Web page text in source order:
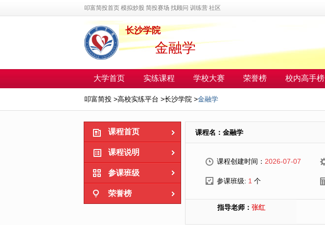
叩富简投首页 模拟炒股 简投赛场 找顾问 训练营 社区
长沙学院
金融学
大学首页 实练课程 学校大赛 荣誉榜 校内高手榜
叩富简投 >高校实练平台 >长沙学院 >金融学
课程首页
课程说明
参课班级
荣誉榜
课程名：金融学
课程创建时间： 2026-07-07
参课班级: 1 个
指导老师： 张红